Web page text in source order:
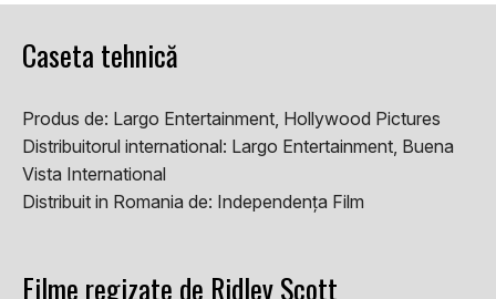
Caseta tehnică
Produs de: Largo Entertainment, Hollywood Pictures
Distribuitorul international: Largo Entertainment, Buena
Vista International
Distribuit in Romania de: Independența Film
Filme regizate de Ridley Scott